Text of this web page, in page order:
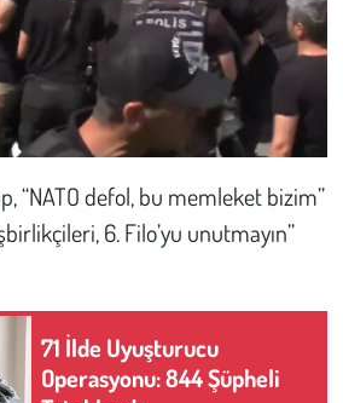
“NATO defol, bu memleket bizim”
6. Filo’yu unutmayın”
71 İlde Uyuşturucu
Operasyonu: 844 Şüpheli